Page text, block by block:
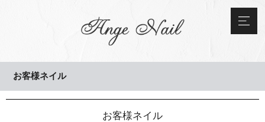
お客様ネイル
お客様ネイル